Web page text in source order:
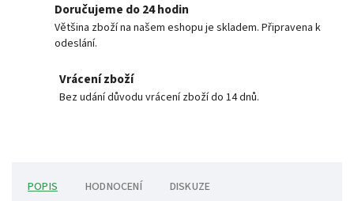
Doručujeme do 24 hodin
Většina zboží na našem eshopu je skladem. Připravena k
odeslání.
Vrácení zboží
Bez udání důvodu vrácení zboží do 14 dnů.
POPIS HODNOCENÍ DISKUZE